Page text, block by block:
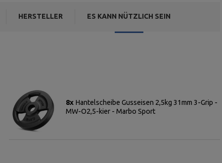
HERSTELLER ES KANN NÜTZLICH SEIN
8x Hantelscheibe Gusseisen 2,5kg 31mm 3-Grip -
MW-O2,5-kier - Marbo Sport